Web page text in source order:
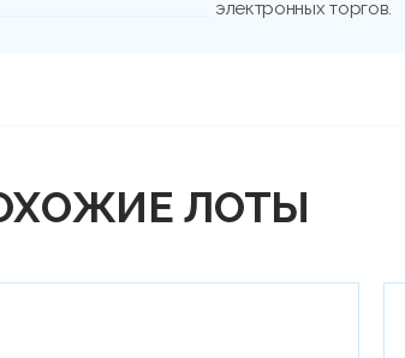
электронных торгов.
ЛОТЫ